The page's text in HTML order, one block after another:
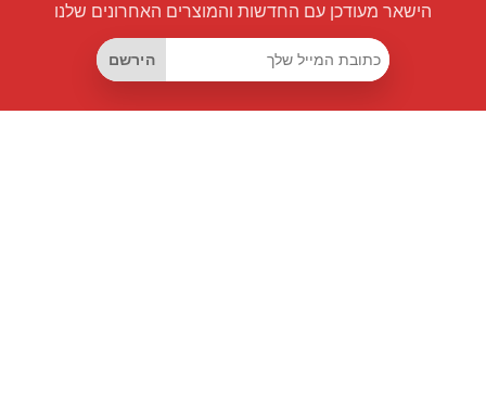
הישאר מעודכן עם החדשות והמוצרים האחרונים שלנו
הירשם